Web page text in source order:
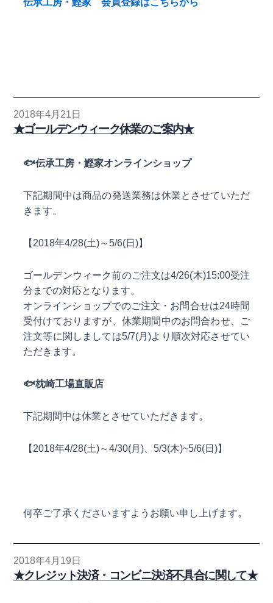
2018年4月21日
★ゴールデンウィーク休業のご案内★
🐟伝承工房・鰹家オンラインショップ
下記期間中は商品の発送業務は休業とさせていただ
きます。
【2018年4/28(土)～5/6(日)】
ゴールデンウィーク前のご注文は4/26(木)15:00受注
分までの対応となります。
オンラインショップでのご注文・お問合せは24時間
受付けておりますが、休業期間中のお問合わせ、ご
注文等に関しましては5/7(月)より順次対応させてい
ただきます。
🐟枕崎工場直販店
下記期間中は休業とさせていただきます。
【2018年4/28(土)～4/30(月)、5/3(木)~5/6(日)】
何卒ご了承くださいますようお願い申し上げます。
2018年4月19日
★クレジット決済・コンビニ決済不具合に関して★